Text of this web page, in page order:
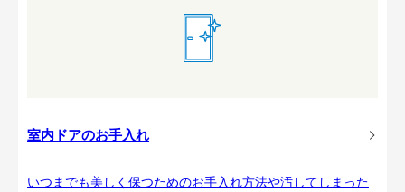
室内ドアのお手入れ
いつまでも美しく保つためのお手入れ方法や汚してしまった